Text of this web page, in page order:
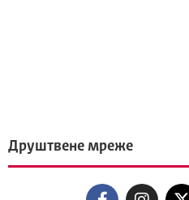
Друштвене мреже